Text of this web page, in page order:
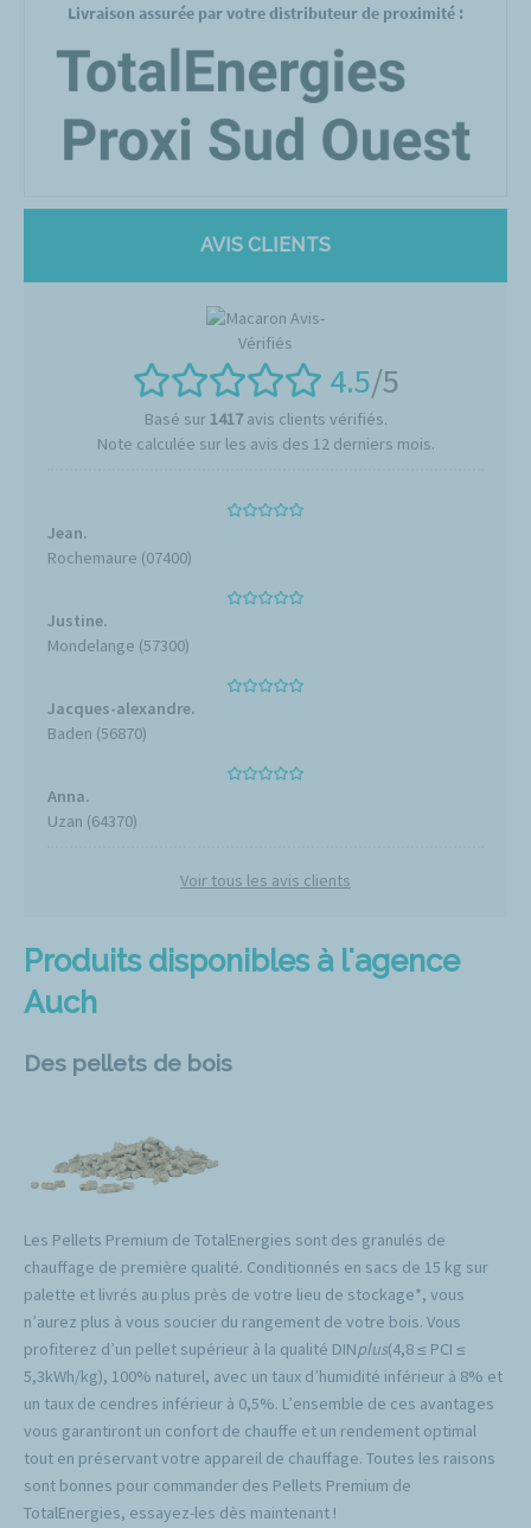
Produits disponibles à l'agence
Auch
Des pellets de bois
Les Pellets Premium de TotalEnergies sont des granulés de
chauffage de première qualité. Conditionnés en sacs de 15 kg sur
palette et livrés au plus près de votre lieu de stockage*, vous
n’aurez plus à vous soucier du rangement de votre bois. Vous
profiterez d’un pellet supérieur à la qualité DINplus(4,8 ≤ PCI ≤
5,3kWh/kg), 100% naturel, avec un taux d’humidité inférieur à 8% et
un taux de cendres inférieur à 0,5%. L’ensemble de ces avantages
vous garantiront un confort de chauffe et un rendement optimal
tout en préservant votre appareil de chauffage. Toutes les raisons
sont bonnes pour commander des Pellets Premium de
TotalEnergies, essayez-les dès maintenant !
Livraison assurée par votre distributeur de proximité :
AVIS CLIENTS
4.5/5
Basé sur 1417avis clients vérifiés.
Note calculée sur les avis des 12 derniers mois.
Jean.
Rochemaure (07400)
Justine.
Mondelange (57300)
Jacques-alexandre.
Baden (56870)
Anna.
Uzan (64370)
Voir tous les avis clients